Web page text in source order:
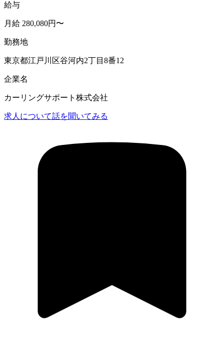
給与
月給 280,080円〜
勤務地
東京都江戸川区谷河内2丁目8番12
企業名
カーリングサポート株式会社
求人について話を聞いてみる